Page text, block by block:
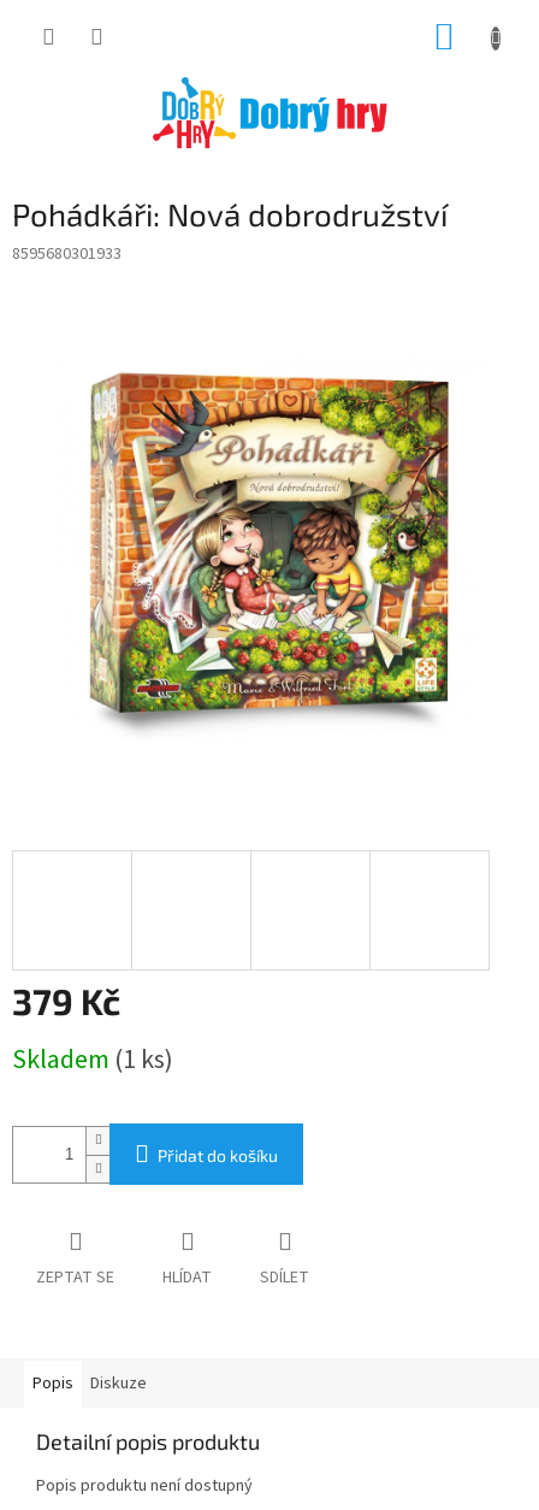
Pohádkáři: Nová dobrodružství
8595680301933
379 Kč
cena:
Skladem (1 ks)
Přidat do košíku
ZEPTAT SE HLÍDAT SDÍLET
Popis Diskuze
Detailní popis produktu
Popis produktu není dostupný